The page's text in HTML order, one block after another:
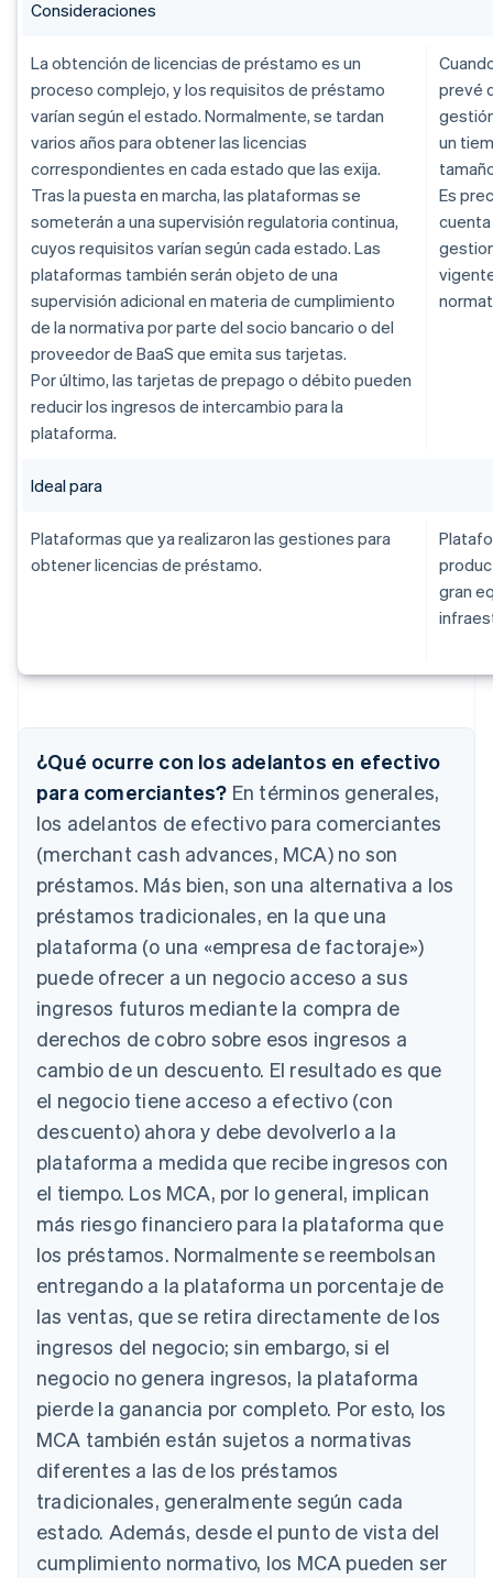
Consideraciones
La obtención de licencias de préstamo es un
proceso complejo, y los requisitos de préstamo
varían según el estado. Normalmente, se tardan
varios años para obtener las licencias
correspondientes en cada estado que las exija.
Tras la puesta en marcha, las plataformas se
someterán a una supervisión regulatoria continua,
cuyos requisitos varían según cada estado. Las
plataformas también serán objeto de una
supervisión adicional en materia de cumplimiento
de la normativa por parte del socio bancario o del
proveedor de BaaS que emita sus tarjetas.
Por último, las tarjetas de prepago o débito pueden
reducir los ingresos de intercambio para la
plataforma.
prevé
un
Es
Ideal para
Plataformas que ya realizaron las gestiones para
obtener licencias de préstamo.
gran
¿Qué ocurre con los adelantos en efectivo
para comerciantes? En términos generales,
los adelantos de efectivo para comerciantes
(merchant cash advances, MCA) no son
préstamos. Más bien, son una alternativa a los
préstamos tradicionales, en la que una
plataforma (o una «empresa de factoraje»)
puede ofrecer a un negocio acceso a sus
ingresos futuros mediante la compra de
derechos de cobro sobre esos ingresos a
cambio de un descuento. El resultado es que
el negocio tiene acceso a efectivo (con
descuento) ahora y debe devolverlo a la
plataforma a medida que recibe ingresos con
el tiempo. Los MCA, por lo general, implican
más riesgo financiero para la plataforma que
los préstamos. Normalmente se reembolsan
entregando a la plataforma un porcentaje de
las ventas, que se retira directamente de los
ingresos del negocio; sin embargo, si el
negocio no genera ingresos, la plataforma
pierde la ganancia por completo. Por esto, los
MCA también están sujetos a normativas
diferentes a las de los préstamos
tradicionales, generalmente según cada
estado. Además, desde el punto de vista del
cumplimiento normativo, los MCA pueden ser